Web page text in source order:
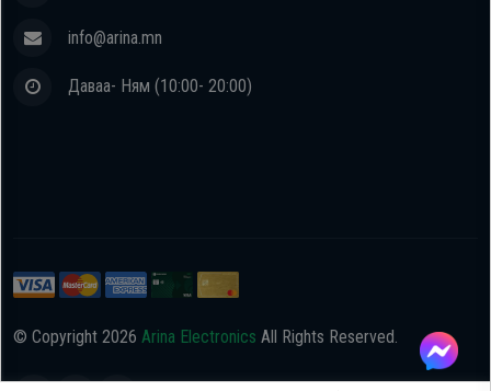
info@arina.mn
Даваа- Ням (10:00- 20:00)
© Copyright 2026 Arina Electronics All Rights Reserved.